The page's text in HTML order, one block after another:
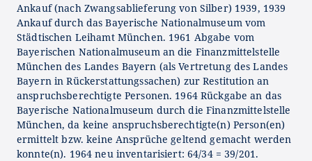
Ankauf (nach Zwangsablieferung von Silber) 1939, 1939
Ankauf durch das Bayerische Nationalmuseum vom
Städtischen Leihamt München. 1961 Abgabe vom
Bayerischen Nationalmuseum an die Finanzmittelstelle
München des Landes Bayern (als Vertretung des Landes
Bayern in Rückerstattungssachen) zur Restitution an
anspruchsberechtigte Personen. 1964 Rückgabe an das
Bayerische Nationalmuseum durch die Finanzmittelstelle
München, da keine anspruchsberechtigte(n) Person(en)
ermittelt bzw. keine Ansprüche geltend gemacht werden
konnte(n). 1964 neu inventarisiert: 64/34 = 39/201.